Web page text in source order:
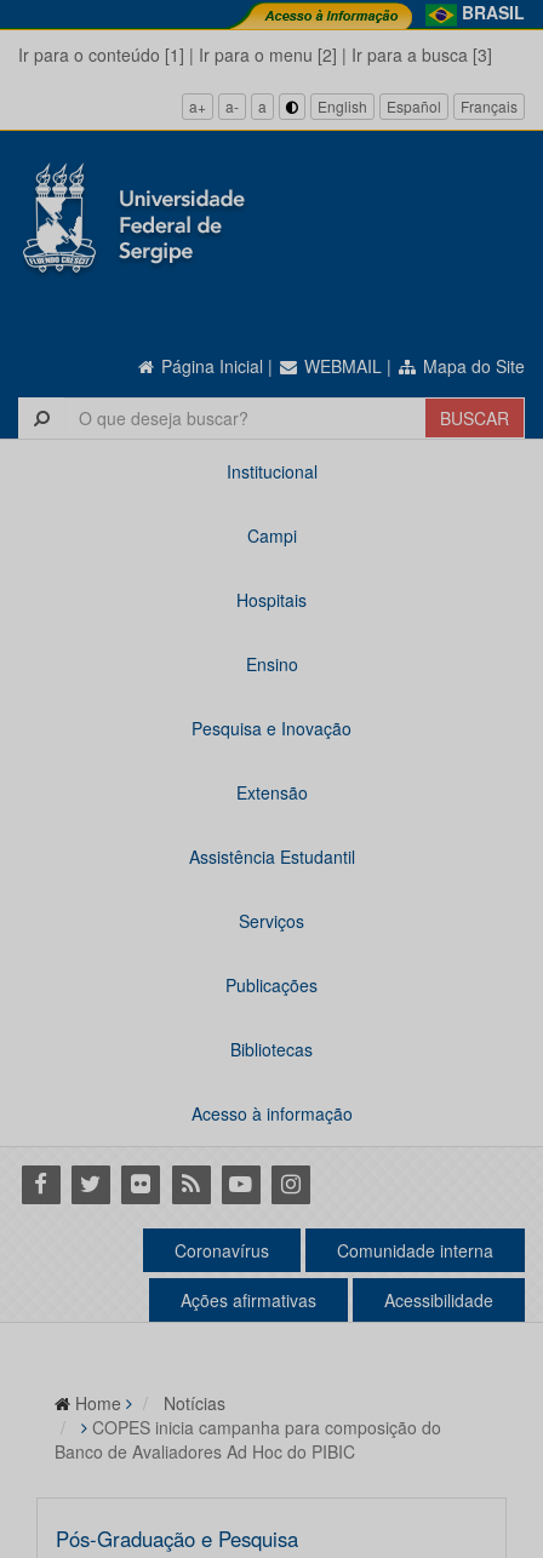
BRASIL
Ir para o conteúdo [1] | Ir para o menu [2] | Ir para a busca [3]
a+ a- a English Español Français
Página Inicial | WEBMAIL | Mapa do Site
Institucional
Campi
Hospitais
Ensino
Pesquisa e Inovação
Extensão
Assistência Estudantil
Serviços
Publicações
Bibliotecas
Acesso à informação
Facebook
Twitter Flickr RSS YoutubeInstagram
Coronavírus Comunidade interna
Ações afirmativas Acessibilidade
Home
Notícias
COPES inicia campanha para composição do
Banco de Avaliadores Ad Hoc do PIBIC
Pós-Graduação e Pesquisa